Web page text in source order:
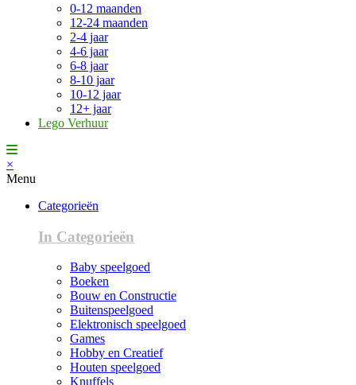
0-12 maanden
12-24 maanden
2-4 jaar
4-6 jaar
6-8 jaar
8-10 jaar
10-12 jaar
12+ jaar
Lego Verhuur
×
Menu
Categorieën
In Categorieën
Baby speelgoed
Boeken
Bouw en Constructie
Buitenspeelgoed
Elektronisch speelgoed
Games
Hobby en Creatief
Houten speelgoed
Knuffels